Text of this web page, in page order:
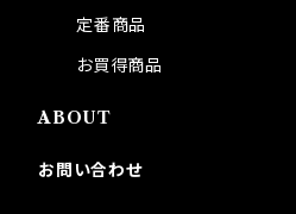
定番商品
お買得商品
ABOUT
お問い合わせ